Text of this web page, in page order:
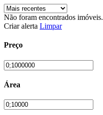
Não foram encontrados imóveis.
Criar alerta Limpar
Preço
Área